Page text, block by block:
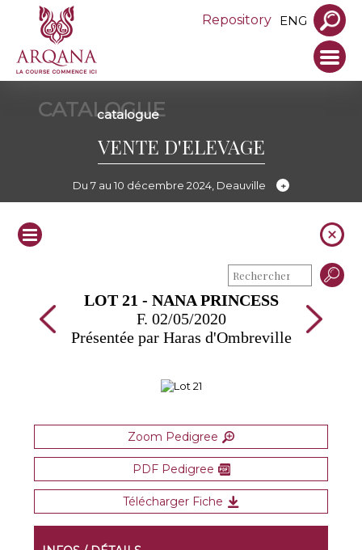
Repository ENG
CATALOGUE
catalogue
VENTE D'ELEVAGE
Du 7 au 10 décembre 2024, Deauville
LOT 21 - NANA PRINCESS
F. 02/05/2020
Présentée par Haras d'Ombreville
Zoom Pedigree
PDF Pedigree
Télécharger Fiche